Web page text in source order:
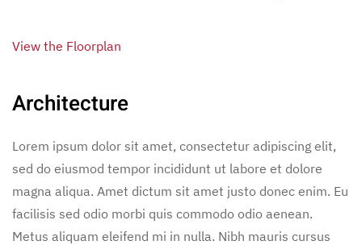
View the Floorplan
Architecture
Lorem ipsum dolor sit amet, consectetur adipiscing elit,
sed do eiusmod tempor incididunt ut labore et dolore
magna aliqua. Amet dictum sit amet justo donec enim. Eu
facilisis sed odio morbi quis commodo odio aenean.
Metus aliquam eleifend mi in nulla. Nibh mauris cursus